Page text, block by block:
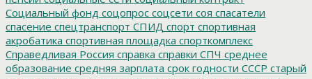
Социальный фонд соцопрос соцсети соя спасатели
спасение спецтранспорт СПИД спорт спортивная
акробатика спортивная площадка спорткомплекс
Справедливая Россия справка справки СПЧ среднее
образование средняя зарплата срок годности СССР старый